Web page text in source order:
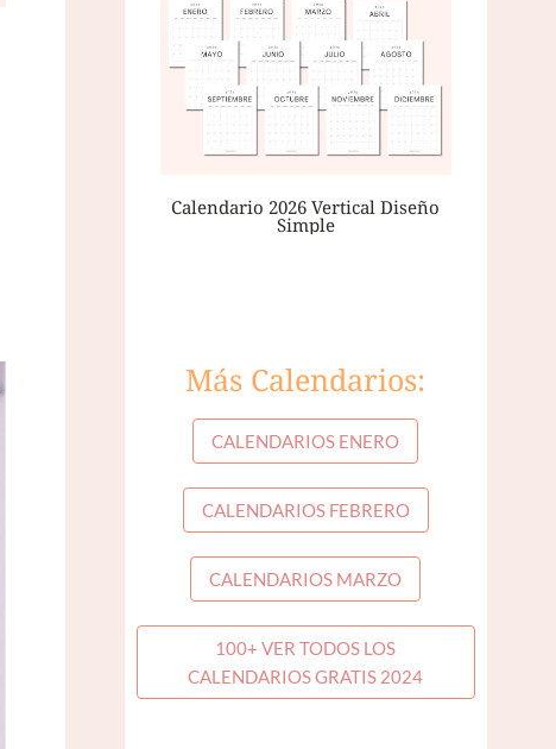
Calendario 2026 Vertical Diseño
Simple
Más Calendarios:
CALENDARIOS ENERO
CALENDARIOS FEBRERO
CALENDARIOS MARZO
100+ VER TODOS LOS
CALENDARIOS GRATIS 2024